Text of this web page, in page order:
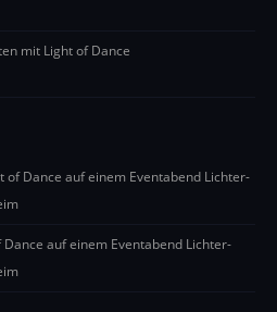
mit Light of Dance
of Dance auf einem Eventabend Lichter-
auf einem Eventabend Lichter-